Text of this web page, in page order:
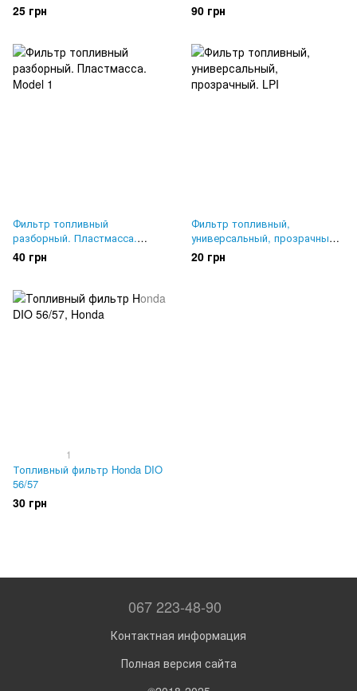
25 грн 90 грн
Фильтр топливный
разборный. Пластмасса.
Model 1
40 грн
Фильтр топливный,
универсальный, прозрачный.
LPI
20 грн
1
Топливный фильтр Honda DIO
56/57
30 грн
067 223-48-90
Контактная информация
Полная версия сайта